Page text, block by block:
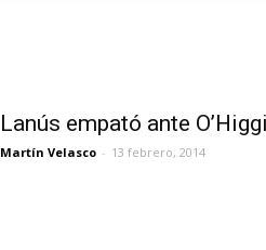
Lanús empató ante
Martín Velasco - 13 febrero, 2014